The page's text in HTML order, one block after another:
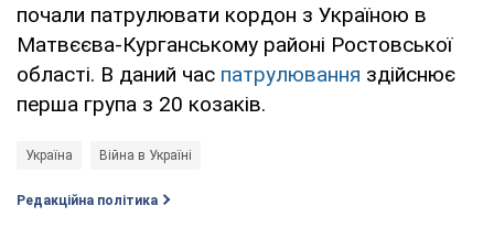
почали патрулювати кордон з Україною в
Матвєєва-Курганському районі Ростовської
області. В даний час патрулювання здійснює
перша група з 20 козаків.
Україна Війна в Україні
Редакційна політика